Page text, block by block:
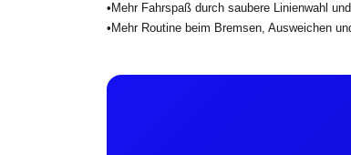
•Mehr Fahrspaß durch saubere Linienwahl
•Mehr Routine beim Bremsen, Ausweichen